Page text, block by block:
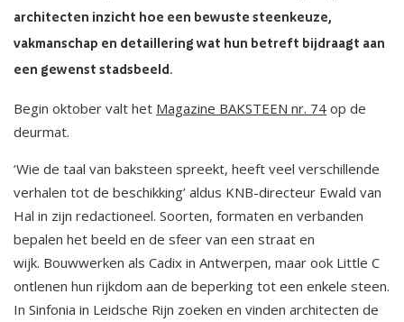
architecten inzicht hoe een bewuste steenkeuze,
vakmanschap en detaillering wat hun betreft bijdraagt aan
een gewenst stadsbeeld.
Begin oktober valt het Magazine BAKSTEEN nr. 74 op de
deurmat.
‘Wie de taal van baksteen spreekt, heeft veel verschillende
verhalen tot de beschikking’ aldus KNB-directeur Ewald van
Hal in zijn redactioneel. Soorten, formaten en verbanden
bepalen het beeld en de sfeer van een straat en
wijk. Bouwwerken als Cadix in Antwerpen, maar ook Little C
ontlenen hun rijkdom aan de beperking tot een enkele steen.
In Sinfonia in Leidsche Rijn zoeken en vinden architecten de